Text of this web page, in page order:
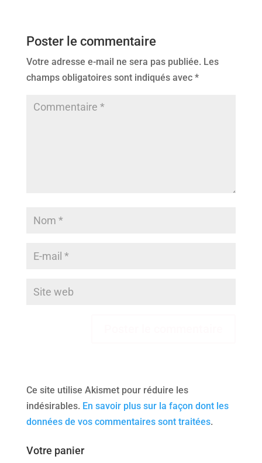
Poster le commentaire
Votre adresse e-mail ne sera pas publiée. Les
champs obligatoires sont indiqués avec *
Ce site utilise Akismet pour réduire les
indésirables. En savoir plus sur la façon dont les
données de vos commentaires sont traitées.
Votre panier